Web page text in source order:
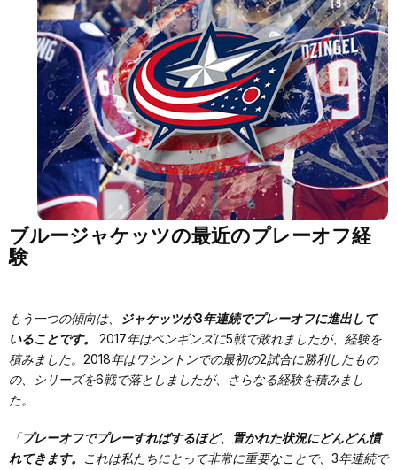
ブルージャケッツの最近のプレーオフ経
験
もう一つの傾向は、
ジャケッツが3年連続でプレーオフに進出して
いることです。
2017年はペンギンズに5戦で敗れましたが、経験を
積みました。2018年はワシントンでの最初の2試合に勝利したもの
の、シリーズを6戦で落としましたが、さらなる経験を積みまし
た。
「プレーオフでプレーすればするほど、置かれた状況にどんどん慣
れてきます。
これは私たちにとって非常に重要なことで、3年連続で